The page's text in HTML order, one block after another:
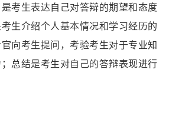
考生表达自己对答辩的期望和态度
生介绍个人基本情况和学习经历的
向考生提问，考验考生对于专业知
总结是考生对自己的答辩表现进行